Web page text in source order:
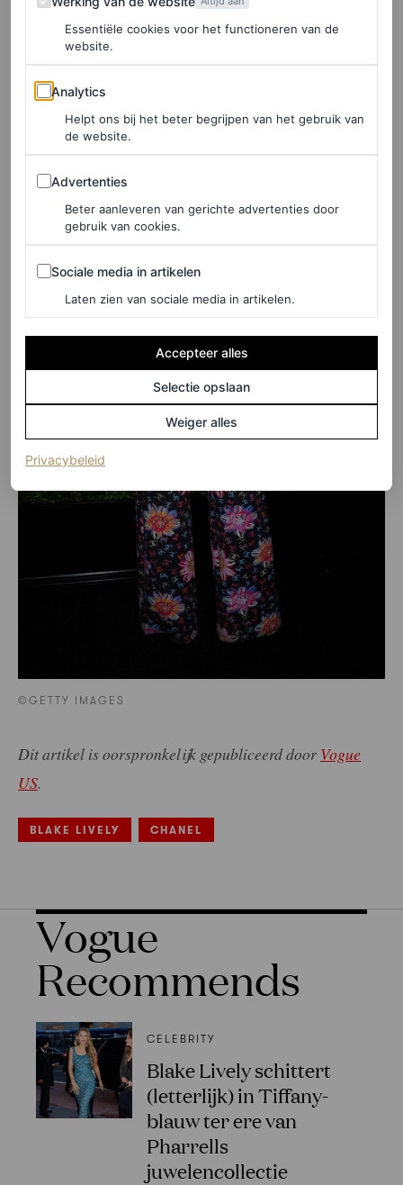
ringen en glinsterende Chanel-clutch weet Blake Lively
hoe ze een outfit van dag naar nacht moet veranderen.
Of, in dit geval, misschien van bed naar
©GETTY IMAGES
Dit artikel is oorspronkelijk gepubliceerd door Vogue
US.
BLAKE LIVELY CHANEL
Vogue
Recommends
CELEBRITY
Blake Lively schittert
(letterlijk) in Tiffany-
blauw ter ere van
Pharrells
juwelencollectie
Essentiële cookies voor het functioneren van de
website.
Analytics
Analytics
Helpt ons bij het beter begrijpen van het gebruik van
de website.
Advertenties
Advertenties
Beter aanleveren van gerichte advertenties door
gebruik van cookies.
Sociale media in artikelen
Sociale media in artikelen
Laten zien van sociale media in artikelen.
Accepteer alles
Selectie opslaan
Weiger alles
Privacybeleid